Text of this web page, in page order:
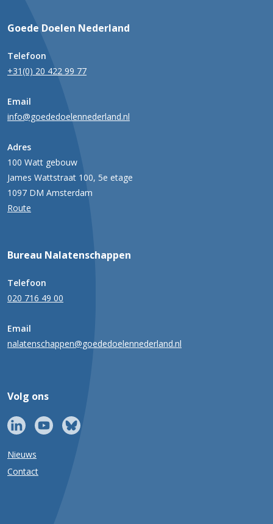
Goede Doelen Nederland
Telefoon
+31(0) 20 422 99 77
Email
info@goededoelennederland.nl
Adres
100 Watt gebouw
James Wattstraat 100, 5e etage
1097 DM Amsterdam
Route
Bureau Nalatenschappen
Telefoon
020 716 49 00
Email
nalatenschappen@goededoelennederland.nl
Volg ons
Nieuws
Contact